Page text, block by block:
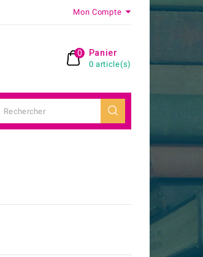
Mon Compte
Panier
0 article(s)
0